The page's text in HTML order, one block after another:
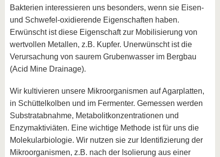
Bakterien interessieren uns besonders, wenn sie Eisen-
und Schwefel-oxidierende Eigenschaften haben.
Erwünscht ist diese Eigenschaft zur Mobilisierung von
wertvollen Metallen, z.B. Kupfer. Unerwünscht ist die
Verursachung von saurem Grubenwasser im Bergbau
(Acid Mine Drainage).
Wir kultivieren unsere Mikroorganismen auf Agarplatten,
in Schüttelkolben und im Fermenter. Gemessen werden
Substratabnahme, Metabolitkonzentrationen und
Enzymaktiviäten. Eine wichtige Methode ist für uns die
Molekularbiologie. Wir nutzen sie zur Identifizierung der
Mikroorganismen, z.B. nach der Isolierung aus einer